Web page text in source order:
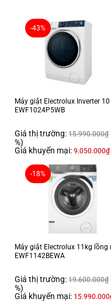
Chiều rộng sản phẩm: 600
Chiều sâu sản phẩm: 575
Chiều cao sản phẩm: 850
Chiều rộng thùng: 645 mm
Chiều cao thùng: 870 mm
Kích cỡ & Dung tích
Khối lượng giặt (kg)8
Trọng lượng phủ bì (kg)70
Khối lượng tịnh (kg)67
Loại và cài đặt
Loại sản phẩm: Máy giặt
Loại động cơ: Eco Inverter
Giao diện và điều
-43%
Máy giặt Electrolux Inverter 10
EWF1024P5WB
Giá thị trường: 15.990.000₫
%)
Giá khuyến mại: 9.050.000₫
-18%
Máy giặt Electrolux 11kg lồng
EWF1142BEWA
Giá thị trường: 19.600.000₫
%)
Giá khuyến mại: 15.990.000